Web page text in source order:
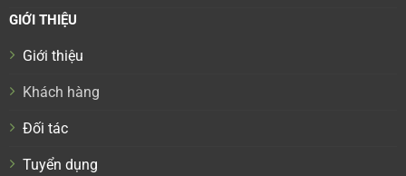
GIỚI THIỆU
Giới thiệu
Khách hàng
Đối tác
Tuyển dụng